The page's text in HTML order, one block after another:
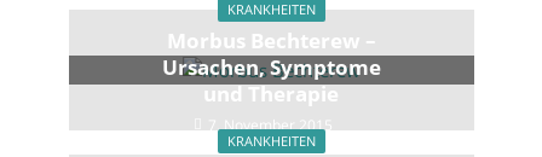
KRANKHEITEN
Morbus Bechterew –
Ursachen, Symptome
und Therapie
7. November 2015
KRANKHEITEN